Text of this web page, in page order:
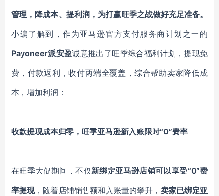
管理，降成本、提利润，为打赢旺季之战做好充足准备。
小编了解到，作为亚马逊官方支付服务商计划之一的
Payoneer派安盈诚意推出了旺季综合福利计划，提现免
费，付款返利，收付两端全覆盖，综合帮助卖家降低成
本，增加利润：
收款提现成本归零，旺季亚马逊新入账限时“0”费率
在旺季大促期间，不仅新绑定亚马逊店铺可以享受“0”费
率提现，随着店铺销售额和入账量的攀升， 卖家已绑定亚